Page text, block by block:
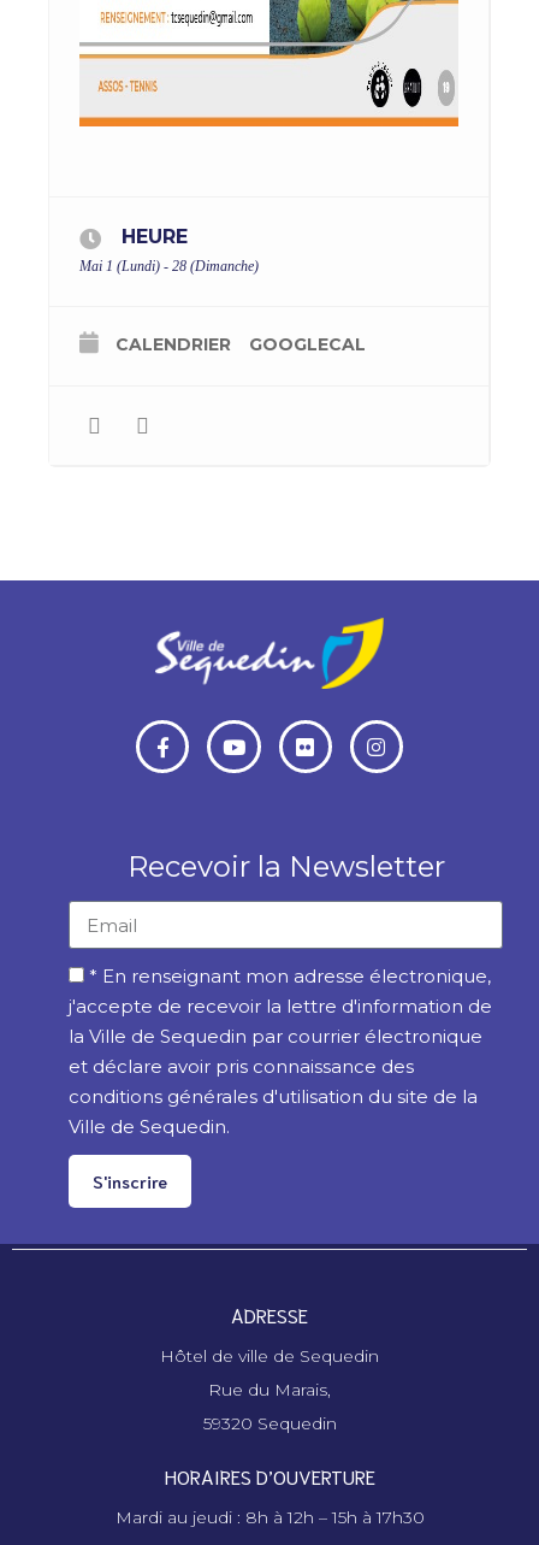
HEURE
Mai 1 (Lundi) - 28 (Dimanche)
CALENDRIER GOOGLECAL
Recevoir la Newsletter
* En renseignant mon adresse électronique,
j'accepte de recevoir la lettre d'information de
la Ville de Sequedin par courrier électronique
et déclare avoir pris connaissance des
conditions générales d'utilisation du site de la
Ville de Sequedin.
S'inscrire
ADRESSE
Hôtel de ville de Sequedin
Rue du Marais,
59320 Sequedin
HORAIRES D’OUVERTURE
Mardi au jeudi : 8h à 12h – 15h à 17h30